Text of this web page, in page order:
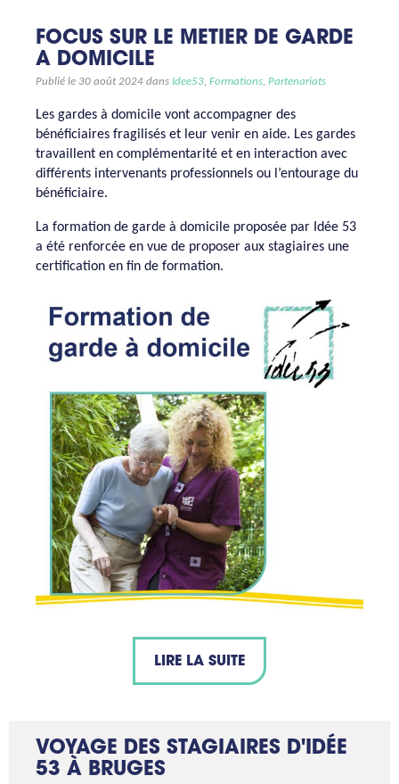
FOCUS SUR LE METIER DE GARDE
A DOMICILE
Publié le 30 août 2024 dans Idee53, Formations, Partenariats
Les gardes à domicile vont accompagner des
bénéficiaires fragilisés et leur venir en aide. Les gardes
travaillent en complémentarité et en interaction avec
différents intervenants professionnels ou l’entourage du
bénéficiaire.
La formation de garde à domicile proposée par Idée 53
a été renforcée en vue de proposer aux stagiaires une
certification en fin de formation.
LIRE LA SUITE
VOYAGE DES STAGIAIRES D'IDÉE
53 À BRUGES